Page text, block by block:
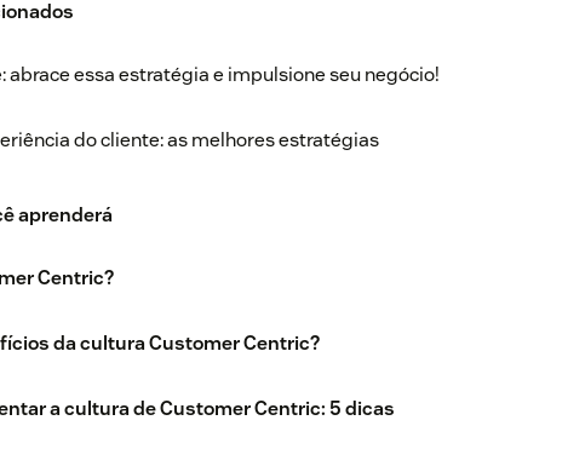
abrace essa estratégia e impulsione seu negócio!
do cliente: as melhores estratégias
aprenderá
Centric?
da cultura Customer Centric?
a cultura de Customer Centric: 5 dicas